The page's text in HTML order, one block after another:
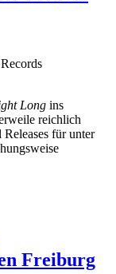
Long ins
reichlich
für unter
Freiburg